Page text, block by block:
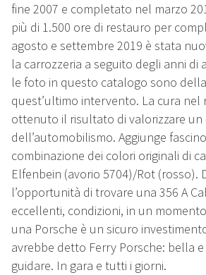
fine 2007 e completato nel marzo
più di 1.500 ore di restauro per
agosto e settembre 2019 è stata
la carrozzeria a seguito degli anni di
le foto in questo catalogo sono
quest’ultimo intervento. La cura nel
ottenuto il risultato di valorizzare
dell’automobilismo. Aggiunge
combinazione dei colori originali di
Elfenbein (avorio 5704)/Rot (rosso).
l’opportunità di trovare una 356 A
eccellenti, condizioni, in un
una Porsche è un sicuro
avrebbe detto Ferry Porsche: bella
guidare. In gara e tutti i giorni.